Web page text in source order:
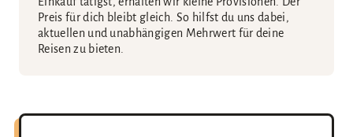
Preis für dich bleibt gleich. So hilfst du uns dabei,
aktuellen und unabhängigen Mehrwert für deine
Reisen zu bieten.